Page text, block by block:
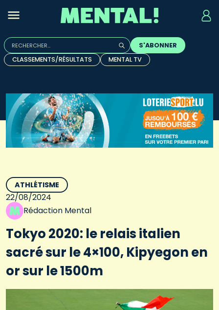
Rechercher :
Quand les résultats de l'auto-complétion sont
S'ABONNER
CLASSEMENTS/RÉSULTATS
MENTAL TV
ATHLÉTISME
22/08/2024
Rédaction Mental
Tokyo 2020: le relais italien
sacré sur le 4×100, Kipyegon en
or sur le 1500m